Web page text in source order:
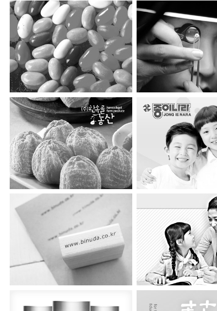
피플앤피플 GIA코리아
한속골농산 종이나라
비누다 맑은소리샘